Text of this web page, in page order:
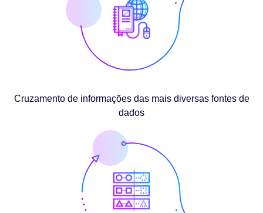
Cruzamento de informações das mais diversas fontes de
dados